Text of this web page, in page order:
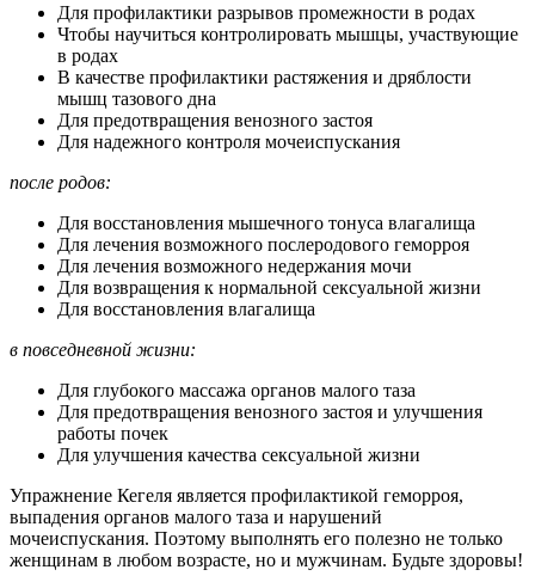
Для профилактики разрывов промежности в родах
Чтобы научиться контролировать мышцы, участвующие
в родах
В качестве профилактики растяжения и дряблости
мышц тазового дна
Для предотвращения венозного застоя
Для надежного контроля мочеиспускания
после родов:
Для восстановления мышечного тонуса влагалища
Для лечения возможного послеродового геморроя
Для лечения возможного недержания мочи
Для возвращения к нормальной сексуальной жизни
Для восстановления влагалища
в повседневной жизни:
Для глубокого массажа органов малого таза
Для предотвращения венозного застоя и улучшения
работы почек
Для улучшения качества сексуальной жизни
Упражнение Кегеля является профилактикой геморроя,
выпадения органов малого таза и нарушений
мочеиспускания. Поэтому выполнять его полезно не только
женщинам в любом возрасте, но и мужчинам. Будьте здоровы!